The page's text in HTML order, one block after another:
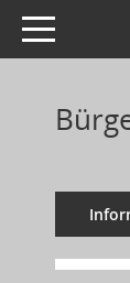
Toggle